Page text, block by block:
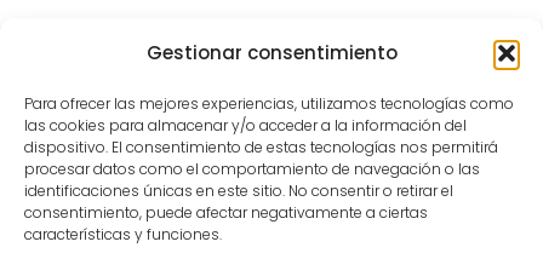
Gestionar consentimiento
Para ofrecer las mejores experiencias, utilizamos tecnologías como
las cookies para almacenar y/o acceder a la información del
dispositivo. El consentimiento de estas tecnologías nos permitirá
procesar datos como el comportamiento de navegación o las
identificaciones únicas en este sitio. No consentir o retirar el
consentimiento, puede afectar negativamente a ciertas
características y funciones.
Todos los derechos reservados 2022.
Funciona con - Diseñado con el